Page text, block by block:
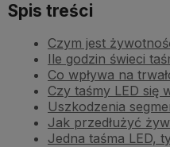
Spis treści
Czym jest
Ile godzin świeci
Co wpływa na
Czy taśmy LED się
Uszkodzenia
Jak przedłużyć
Jedna taśma LED,